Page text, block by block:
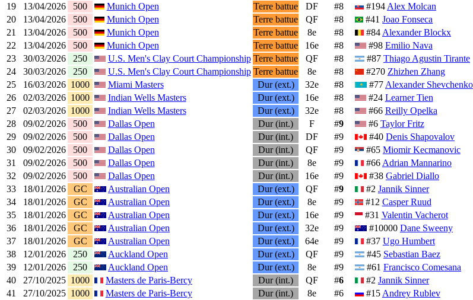
19
13/04/2026 500 Munich Open Terre battue DF #8 #194 Alex Molcan
20
13/04/2026 500 Munich Open Terre battue QF #8 #41Joao Fonseca
21
13/04/2026 500 Munich Open Terre battue 8e #8 #84 Alexander Blockx
22
13/04/2026 500 Munich Open Terre battue 16e #8 #98 Emilio Nava
23
30/03/2026 250 U.S. Men's Clay Court Championship Terre battue QF #8 #87 Thiago Agustin Tirante
24
30/03/2026 250 U.S. Men's Clay Court Championship Terre battue 8e #8 #270 Zhizhen Zhang
25
16/03/2026 1000 Miami Masters Dur (ext.) 32e #8 #77 Alexander Shevchenko
26
02/03/2026 1000 Indian Wells Masters Dur (ext.) 16e #8 #24 Learner Tien
27
02/03/2026 1000 Indian Wells Masters Dur (ext.) 32e #8 #66 Reilly Opelka
28
09/02/2026 500 Dallas Open Dur (int.) F #9 #6 Taylor Fritz
29
09/02/2026 500 Dallas Open Dur (int.) DF #9 #40 Denis Shapovalov
30
09/02/2026 500 Dallas Open Dur (int.) QF #9 #65 Miomir Kecmanovic
31
09/02/2026 500 Dallas Open Dur (int.) 8e #9 #66 Adrian Mannarino
32
09/02/2026 500 Dallas Open Dur (int.) 16e #9 #38 Gabriel Diallo
33
18/01/2026 GC Australian Open Dur (ext.) QF #9 #2 Jannik Sinner
34
18/01/2026 GC Australian Open Dur (ext.) 8e #9 #12 Casper Ruud
35
18/01/2026 GC Australian Open Dur (ext.) 16e #9 #31 Valentin Vacherot
36
18/01/2026 GC Australian Open Dur (ext.) 32e #9 #10000 Dane Sweeny
37
18/01/2026 GC Australian Open Dur (ext.) 64e #9 #37 Ugo Humbert
38
12/01/2026 250 Auckland Open Dur (ext.) QF #9 #45 Sebastian Baez
39
12/01/2026 250 Auckland Open Dur (ext.) 8e #9 #61 Francisco Comesana
40
27/10/2025 1000 Masters de Paris-Bercy Dur (int.) QF #6 #2 Jannik Sinner
41
27/10/2025 1000 Masters de Paris-Bercy Dur (int.) 8e #6 #15 Andrey Rublev